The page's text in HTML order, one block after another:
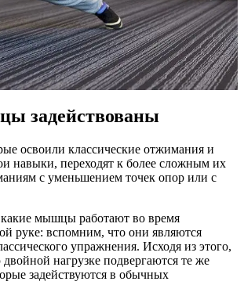
задействованы
освоили классические отжимания и
навыки, переходят к более сложным их
с уменьшением точек опор или с
какие мышцы работают во время
руке: вспомним, что они являются
упражнения. Исходя из этого,
нагрузке подвергаются те же
задействуются в обычных